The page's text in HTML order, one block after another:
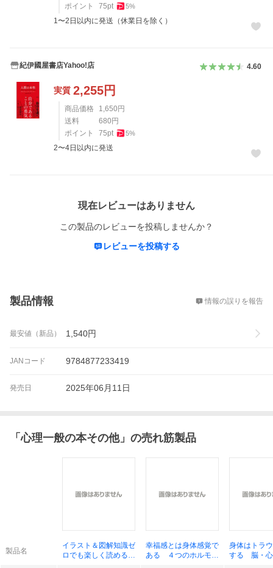
ポイント
75pt 5%
1〜2日以内に発送（休業日を除く）
紀伊國屋書店Yahoo!店 4.60
実質 2,255円
商品価格 1,650 円
送料
680 円
ポイント
75pt 5%
2〜4日以内に発送
現在レビューはありません
この製品のレビューを投稿しませんか？
レビューを投稿する
製品情報 情報の誤りを報告
最安値（新品） 1,540円
JANコード 9784877233419
発売日 2025年06月11日
「心理一般の本その他」の売れ筋製品
製品名
イラスト＆図解知識ゼ
ロでも楽しく読める！
幸福感とは身体感覚で
ある ４つのホルモン
身体はトラ
する 脳・心